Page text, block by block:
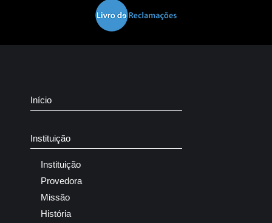
Início
Instituição
Instituição
Provedora
Missão
História